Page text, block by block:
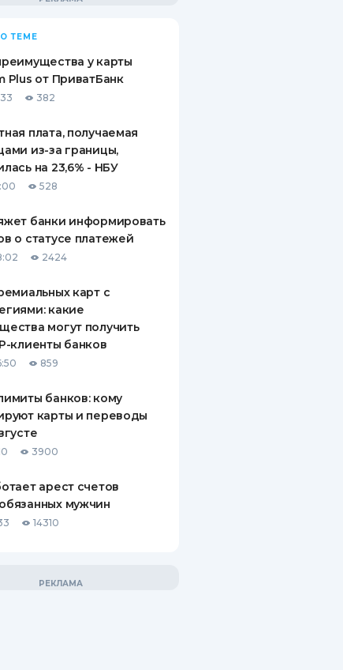
ТЕМЕ
у карты
Plus от ПриватБанк
382
плата, получаемая
из-за границы,
на 23,6% - НБУ
528
банки информировать
о статусе платежей
2424
карт с
какие
могут получить
клиенты банков
859
банков: кому
карты и переводы
3900
арест счетов
мужчин
14310